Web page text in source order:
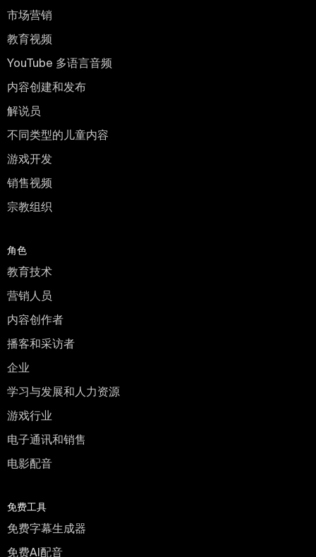
市场营销
教育视频
YouTube 多语言音频
内容创建和发布
解说员
不同类型的儿童内容
游戏开发
销售视频
宗教组织
角色
教育技术
营销人员
内容创作者
播客和采访者
企业
学习与发展和人力资源
游戏行业
电子通讯和销售
电影配音
免费工具
免费字幕生成器
免费AI配音